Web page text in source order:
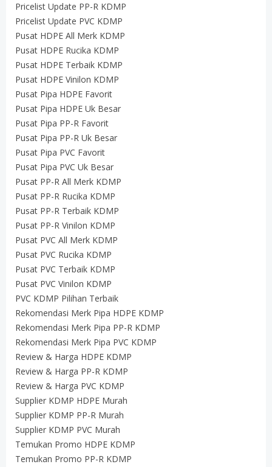
Pricelist Update PP-R KDMP
Pricelist Update PVC KDMP
Pusat HDPE All Merk KDMP
Pusat HDPE Rucika KDMP
Pusat HDPE Terbaik KDMP
Pusat HDPE Vinilon KDMP
Pusat Pipa HDPE Favorit
Pusat Pipa HDPE Uk Besar
Pusat Pipa PP-R Favorit
Pusat Pipa PP-R Uk Besar
Pusat Pipa PVC Favorit
Pusat Pipa PVC Uk Besar
Pusat PP-R All Merk KDMP
Pusat PP-R Rucika KDMP
Pusat PP-R Terbaik KDMP
Pusat PP-R Vinilon KDMP
Pusat PVC All Merk KDMP
Pusat PVC Rucika KDMP
Pusat PVC Terbaik KDMP
Pusat PVC Vinilon KDMP
PVC KDMP Pilihan Terbaik
Rekomendasi Merk Pipa HDPE KDMP
Rekomendasi Merk Pipa PP-R KDMP
Rekomendasi Merk Pipa PVC KDMP
Review & Harga HDPE KDMP
Review & Harga PP-R KDMP
Review & Harga PVC KDMP
Supplier KDMP HDPE Murah
Supplier KDMP PP-R Murah
Supplier KDMP PVC Murah
Temukan Promo HDPE KDMP
Temukan Promo PP-R KDMP